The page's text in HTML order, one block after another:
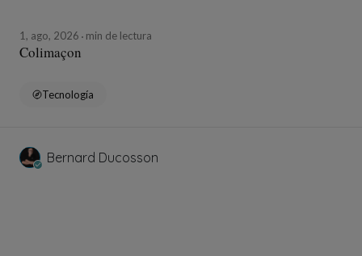
1, ago, 2026 min de lectura
Colimaçon
Tecnología
Bernard Ducosson